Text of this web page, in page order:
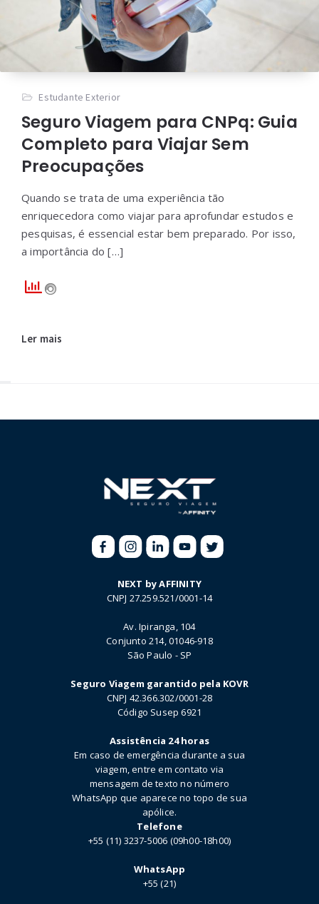
Estudante Exterior
Seguro Viagem para CNPq: Guia
Completo para Viajar Sem
Preocupações
Quando se trata de uma experiência tão
enriquecedora como viajar para aprofundar estudos e
pesquisas, é essencial estar bem preparado. Por isso,
a importância do […]
Ler mais
NEXT by AFFINITY
CNPJ 27.259.521/0001-14
Av. Ipiranga, 104
Conjunto 214, 01046-918
São Paulo - SP
Seguro Viagem garantido pela KOVR
CNPJ 42.366.302/0001-28
Código Susep 6921
Assistência 24 horas
Em caso de emergência durante a sua
viagem, entre em contato via
mensagem de texto no número
WhatsApp que aparece no topo de sua
apólice.
Telefone
+55 (11) 3237-5006 (09h00-18h00)
WhatsApp
+55 (21)